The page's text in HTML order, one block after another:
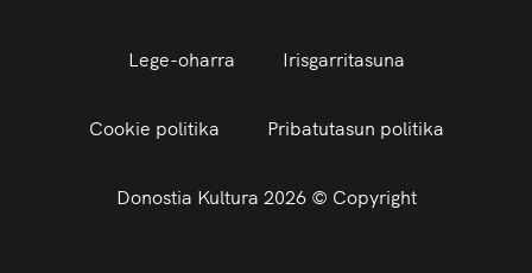
Lege-oharra Irisgarritasuna
Cookie politika Pribatutasun politika
Donostia Kultura 2026 © Copyright